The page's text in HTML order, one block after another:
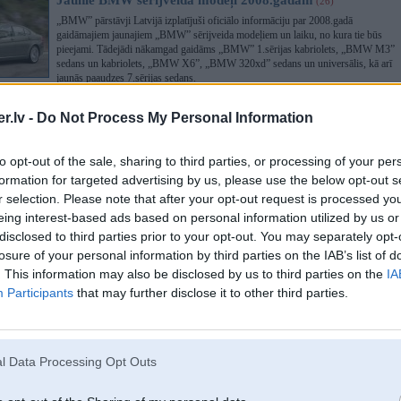
- Do Not Process My Personal Information
opt-out of the sale, sharing to third parties, or processing of your
for targeted advertising by us, please use the below opt-out
selection. Please note that after your opt-out request is processed
interest-based ads based on personal information utilized by us
to third parties prior to your opt-out. You may separately
of your personal information by third parties on the IAB’s list of
This information may also be disclosed by us to third parties on the
Participants that may further disclose it to other third parties.
Data Processing Opt Outs
„BMW” pārstāvji Latvijā izplatījuši oficiālo informāciju par 2008.gadā
gaidāmajiem jaunajiem „BMW” sērijveida modeļiem un laiku, no kura tie būs
pieejami. Tādejādi nākamgad gaidāms „BMW” 1.sērijas kabriolets, „BMW M3”
sedans un kabriolets, „BMW X6”, „BMW 320xd” sedans un universālis, kā arī
jaunās paaudzes 7.sērijas sedans.
versiju, tādējādi turpmāk ātri un ērti pārvietoties varēs arī ģimenes. Jau „BMW”
E36 virsbūvei bija pieejams „BMW M3” sedans, tomēr sekojošais „BMW” E46
iztika bez sedana modifikācijas.
BMW izstrādājis 1.sērijas kabrioletu (5)
Kompānija „BMW” uz jaunās „BMW” 1.sērijas kupejas bāzes izstrādājusi
kabrioleta versiju. Jaunais modelis debitēs nākamā gada janvārī notiekošajā
Detroitas auto izstādē, savukārt tirdzniecībā nonāks no nākamā gada marta.
gammā iegūs klasisku auduma pārsegu ar stiklotu aizmugurējo logu.